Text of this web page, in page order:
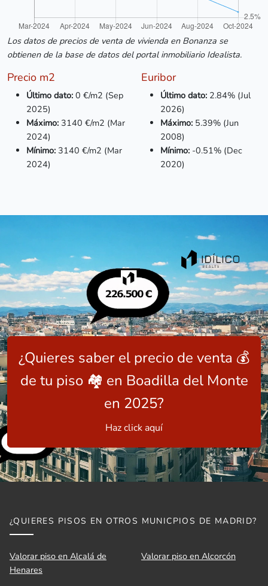
Los datos de precios de venta de vivienda en Bonanza se
obtienen de la base de datos del portal inmobiliario Idealista.
Precio m2
Último dato: 0 €/m2 (Sep
2025)
Máximo: 3140 €/m2 (Mar
2024)
Mínimo: 3140 €/m2 (Mar
2024)
Euribor
Último dato: 2.84% (Jul
2026)
Máximo: 5.39% (Jun
2008)
Mínimo: -0.51% (Dec
2020)
¿Quieres saber el precio de venta 💰
de tu piso 🏘️ en Boadilla del Monte
en 2025?
Haz click aquí
¿QUIERES PISOS EN OTROS MUNICPIOS DE MADRID?
Valorar piso en Alcalá de
Henares
Valorar piso en Alcorcón